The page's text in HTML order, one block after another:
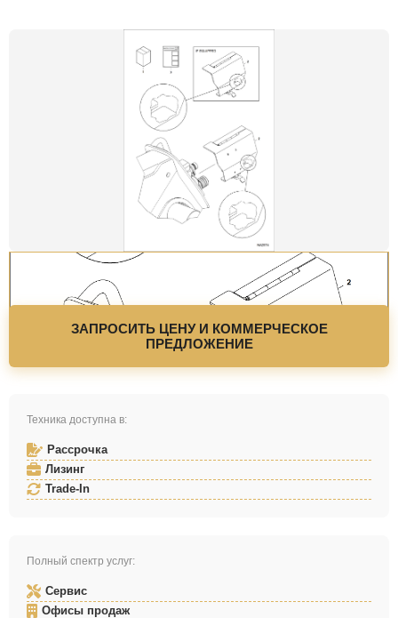
ЗАПРОСИТЬ ЦЕНУ И КОММЕРЧЕСКОЕ
ПРЕДЛОЖЕНИЕ
Техника доступна в:
Рассрочка
Лизинг
Trade-In
Полный спектр услуг:
Сервис
Офисы продаж